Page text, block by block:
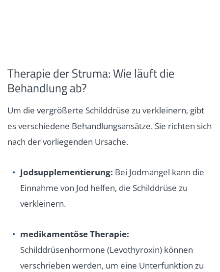
Therapie der Struma: Wie läuft die
Behandlung ab?
Um die vergrößerte Schilddrüse zu verkleinern, gibt
es verschiedene Behandlungsansätze. Sie richten sich
nach der vorliegenden Ursache.
Jodsupplementierung: Bei Jodmangel kann die
Einnahme von Jod helfen, die Schilddrüse zu
verkleinern.
medikamentöse Therapie:
Schilddrüsenhormone (Levothyroxin) können
verschrieben werden, um eine Unterfunktion zu